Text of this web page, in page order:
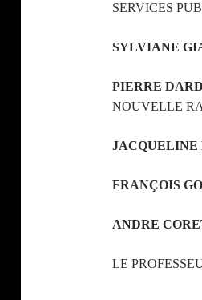
SERVICES
SYLVIANE
PIERRE
NOUVELLE
JACQUELINE
FRANÇOIS
ANDRE
LE